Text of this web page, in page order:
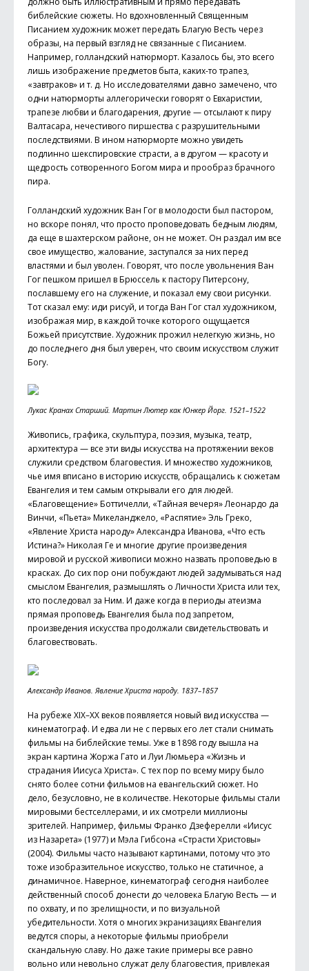
библейские сюжеты. Но вдохновленный Священным
Писанием художник может передать Благую Весть через
образы, на первый взгляд не связанные с Писанием.
Например, голландский натюрморт. Казалось бы, это всего
лишь изображение предметов быта, каких-то трапез,
«завтраков» и т. д. Но исследователями давно замечено, что
одни натюрморты аллегорически говорят о Евхаристии,
трапезе любви и благодарения, другие — отсылают к пиру
Валтасара, нечестивого пиршества с разрушительными
последствиями. В ином натюрморте можно увидеть
подлинно шекспировские страсти, а в другом — красоту и
щедрость сотворенного Богом мира и прообраз брачного
пира.
Голландский художник Ван Гог в молодости был пастором,
но вскоре понял, что просто проповедовать бедным людям,
да еще в шахтерском районе, он не может. Он раздал им все
свое имущество, жалование, заступался за них перед
властями и был уволен. Говорят, что после увольнения Ван
Гог пешком пришел в Брюссель к пастору Питерсону,
пославшему его на служение, и показал ему свои рисунки.
Тот сказал ему: иди рисуй, и тогда Ван Гог стал художником,
изображая мир, в каждой точке которого ощущается
Божьей присутствие. Художник прожил нелегкую жизнь, но
до последнего дня был уверен, что своим искусством служит
Богу.
Лукас Кранах Старший. Мартин Лютер как Юнкер Йорг. 1521–1522
Живопись, графика, скульптура, поэзия, музыка, театр,
архитектура — все эти виды искусства на протяжении веков
служили средством благовестия. И множество художников,
чье имя вписано в историю искусств, обращались к сюжетам
Евангелия и тем самым открывали его для людей.
«Благовещение» Боттичелли, «Тайная вечеря» Леонардо да
Винчи, «Пьета» Микеланджело, «Распятие» Эль Греко,
«Явление Христа народу» Александра Иванова, «Что есть
Истина?» Николая Ге и многие другие произведения
мировой и русской живописи можно назвать проповедью в
красках. До сих пор они побуждают людей задумываться над
смыслом Евангелия, размышлять о Личности Христа или тех,
кто последовал за Ним. И даже когда в периоды атеизма
прямая проповедь Евангелия была под запретом,
произведения искусства продолжали свидетельствовать и
благовествовать.
Александр Иванов. Явление Христа народу. 1837–1857
На рубеже XIX–ХХ веков появляется новый вид искусства —
кинематограф. И едва ли не с первых его лет стали снимать
фильмы на библейские темы. Уже в 1898 году вышла на
экран картина Жоржа Гато и Луи Люмьера «Жизнь и
страдания Иисуса Христа». С тех пор по всему миру было
снято более сотни фильмов на евангельский сюжет. Но
дело, безусловно, не в количестве. Некоторые фильмы стали
мировыми бестселлерами, и их смотрели миллионы
зрителей. Например, фильмы Франко Дзеферелли «Иисус
из Назарета» (1977) и Мэла Гибсона «Страсти Христовы»
(2004). Фильмы часто называют картинами, потому что это
тоже изобразительное искусство, только не статичное, а
динамичное. Наверное, кинематограф сегодня наиболее
действенный способ донести до человека Благую Весть — и
по охвату, и по зрелищности, и по визуальной
убедительности. Хотя о многих экранизациях Евангелия
ведутся споры, а некоторые фильмы приобрели
скандальную славу. Но даже такие примеры все равно
вольно или невольно служат делу благовестия, привлекая